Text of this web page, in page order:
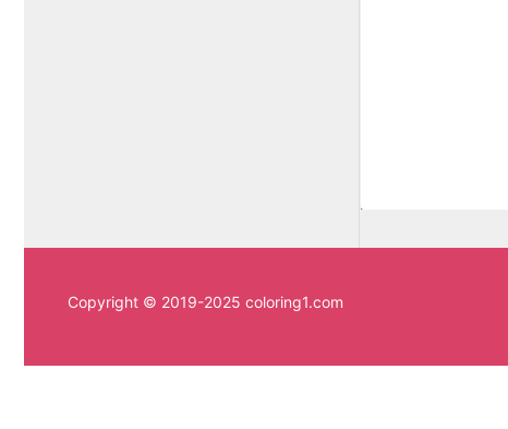
Copyright © 2019-2025 coloring1.com